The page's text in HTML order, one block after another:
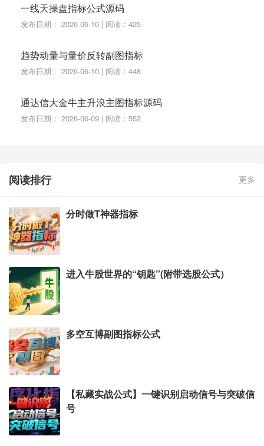
一线天操盘指标公式源码
发布日期： 2026-06-10 | 阅读：425
趋势动量与量价反转副图指标
发布日期： 2026-06-10 | 阅读：448
通达信大金牛主升浪主图指标源码
发布日期： 2026-06-09 | 阅读：552
阅读排行 更多
分时做T神器指标
进入牛股世界的“钥匙”(附带选股公式）
多空互博副图指标公式
【私藏实战公式】一键识别启动信号与突破信
号